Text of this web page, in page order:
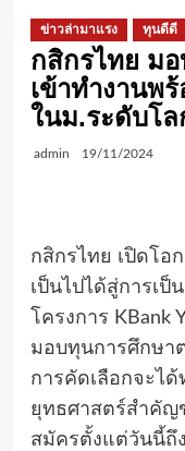
ข่าวล่ามาแรง ทุนดีดี
กสิกรไทย ม
เข้าทำงานพ
ในม.ระดับโล
admin 19/11/2024
กสิกรไทย เปิดโอ
เป็นไปได้สู่การเ
โครงการ KBank
มอบทุนการศึกษา
การคัดเลือกจะไ
ยุทธศาสตร์สำคัญ
สมัครตั้งแต่วันนี้ถึ